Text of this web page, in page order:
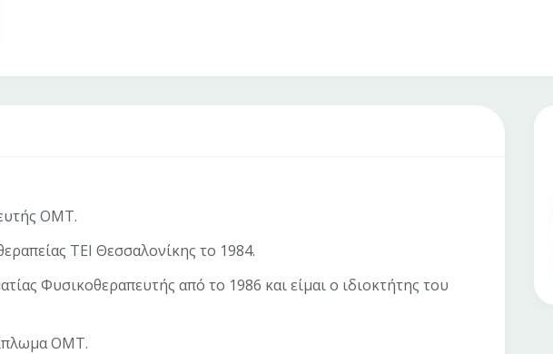
ΟΜΤ.
ΤΕΙ Θεσσαλονίκης το 1984.
Φυσικοθεραπευτής από το 1986 και είμαι ο ιδιοκτήτης του
ΟΜΤ.